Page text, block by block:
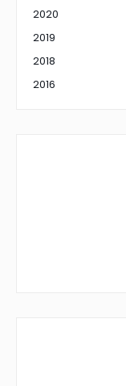
2020
2019
2018
2016